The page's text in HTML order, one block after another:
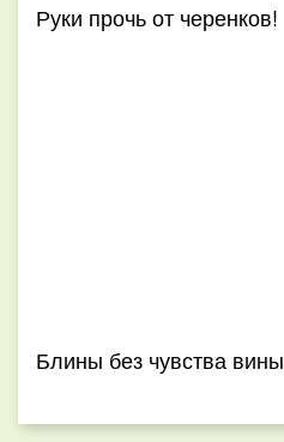
Руки прочь от черенков!
Блины без чувства вины